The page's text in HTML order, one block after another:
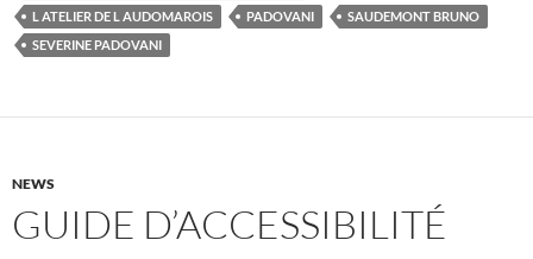
L ATELIER DE L AUDOMAROIS
PADOVANI
SAUDEMONT BRUNO
SEVERINE PADOVANI
NEWS
GUIDE D’ACCESSIBILITÉ